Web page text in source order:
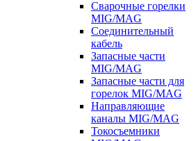
Сварочные горелки
MIG/MAG
Соединительный
кабель
Запасные части
MIG/MAG
Запасные части для
горелок MIG/MAG
Направляющие
каналы MIG/MAG
Токосъемники